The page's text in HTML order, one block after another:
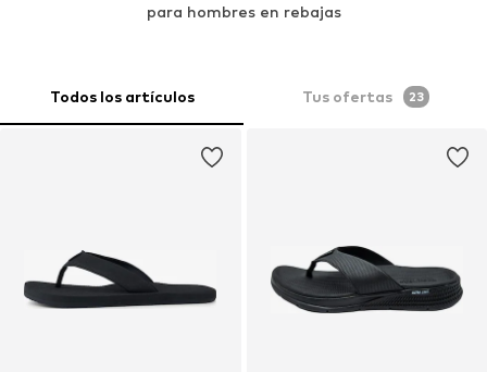
para hombres en rebajas
Todos los artículos Tus ofertas 23